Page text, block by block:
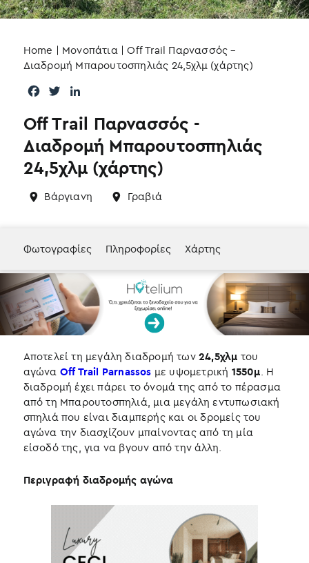
Off Trail Παρνασσός -
Διαδρομή Μπαρουτοσπηλιάς
24,5χλμ (χάρτης)
Βάργιανη Γραβιά
Home | Μονοπάτια|Off Trail Παρνασσός –
Διαδρομή Μπαρουτοσπηλιάς 24,5χλμ (χάρτης)
c
b
o
k
i
t
e
n
e
d
n
Φωτογραφίες Πληροφορίες Χάρτης
Αποτελεί τη μεγάλη διαδρομή των 24,5χλμ του
αγώνα Off Trail Parnassos με υψομετρική 1550μ . Η
διαδρομή έχει πάρει το όνομά της από το πέρασμα
από τη Μπαρουτοσπηλιά, μια μεγάλη εντυπωσιακή
σπηλιά που είναι διαμπερής και οι δρομείς του
αγώνα την διασχίζουν μπαίνοντας από τη μία
είσοδό της, για να βγουν από την άλλη.
Περιγραφή διαδρομής αγώνα